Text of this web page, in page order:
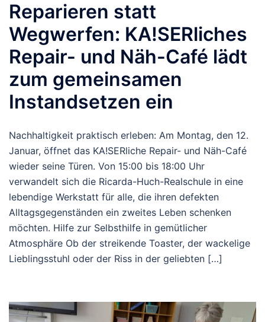
Reparieren statt
Wegwerfen: KA!SERliches
Repair- und Näh-Café lädt
zum gemeinsamen
Instandsetzen ein
Nachhaltigkeit praktisch erleben: Am Montag, den 12.
Januar, öffnet das KA!SERliche Repair- und Näh-Café
wieder seine Türen. Von 15:00 bis 18:00 Uhr
verwandelt sich die Ricarda-Huch-Realschule in eine
lebendige Werkstatt für alle, die ihren defekten
Alltagsgegenständen ein zweites Leben schenken
möchten. Hilfe zur Selbsthilfe in gemütlicher
Atmosphäre Ob der streikende Toaster, der wackelige
Lieblingsstuhl oder der Riss in der geliebten […]